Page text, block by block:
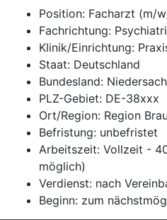
Position: Facharzt (m/
Fachrichtung:
Klinik/Einrichtung:
Staat: Deutschland
Bundesland:
PLZ-Gebiet: DE-38xxx
Ort/Region: Region
Befristung: unbefristet
Arbeitszeit: Vollzeit -
möglich)
Verdienst: nach
Beginn: zum